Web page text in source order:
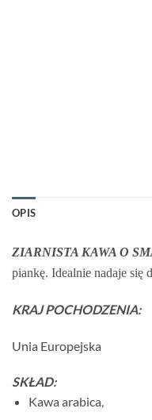
OPIS
ZIARNISTA KAWA O
piankę. Idealnie nadaje się
KRAJ POCHODZENIA:
Unia Europejska
SKŁAD:
Kawa arabica,